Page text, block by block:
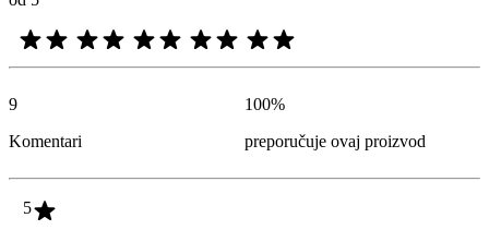
9
Komentari
100%
preporučuje ovaj proizvod
5